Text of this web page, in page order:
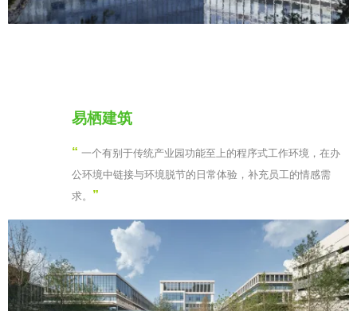
易栖建筑
“ 一个有别于传统产业园功能至上的程序式工作环境，在办
公环境中链接与环境脱节的日常体验，补充员工的情感需
求。 ”